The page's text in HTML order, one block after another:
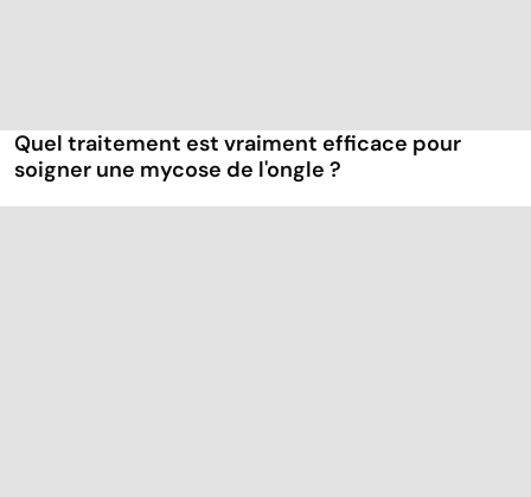
Quel traitement est vraiment efficace pour
soigner une mycose de l'ongle ?